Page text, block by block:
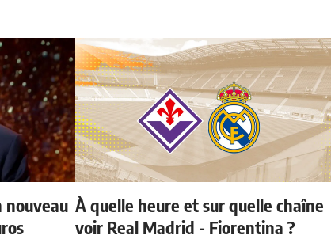
nouveau À quelle heure et sur quelle chaîne
voir Real Madrid - Fiorentina ?